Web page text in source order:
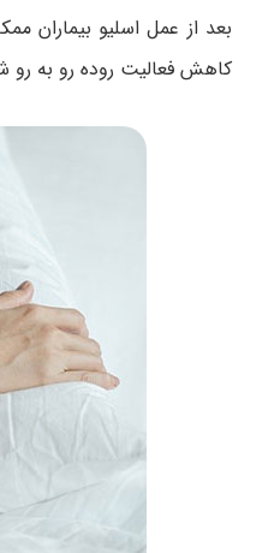
بعد از عمل اسلیو بیماران
کاهش فعالیت روده رو به رو